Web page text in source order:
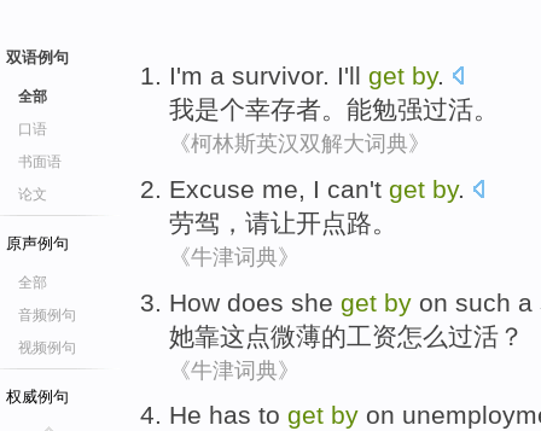
双语例句
全部
口语
书面语
论文
原声例句
全部
音频例句
视频例句
权威例句
I'm a survivor. I'll get by.
我是个幸存者。 能勉强过活。
《柯林斯英汉双解大词典》
Excuse me, I can't get by.
劳驾， 请让开点路。
《牛津词典》
How does she get by on such a
她靠这点微薄的工资怎么过活？
《牛津词典》
He has to get by on